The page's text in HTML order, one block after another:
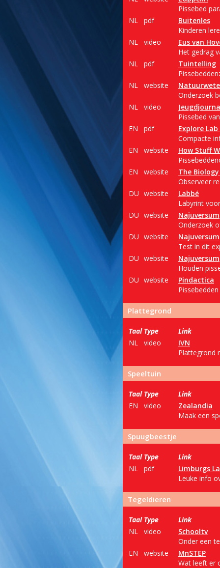
Pissebed
NL
pdf
Buitenles
Kinderen
NL
video
Eus van
Het gedrag
NL
pdf
Tuintelling
NL
website
Onderzoek
NL
video
Pissebed
EN
pdf
Explore Lab
Compacte
EN
website
How Stuff
EN
website
The
Observeer
DU website
Labbé
Labyrint
DU website
Najuversum
Onderzoek
DU website
Najuversum
Test in dit
DU website
Najuversum
Houden
DU website
Pindactica
Plattegrond
Taal Type
Link
NL
video
IVN
Plattegrond
Speeltuin
Taal Type
Link
EN
video
Zealandia
Maak een
Spuugbeestje
Taal Type
Link
NL
pdf
Limburgs
Leuke info
Tegeldieren
Taal Type
Link
NL
video
Schooltv
Onder een
EN
website
MnSTEP
Wat leeft er